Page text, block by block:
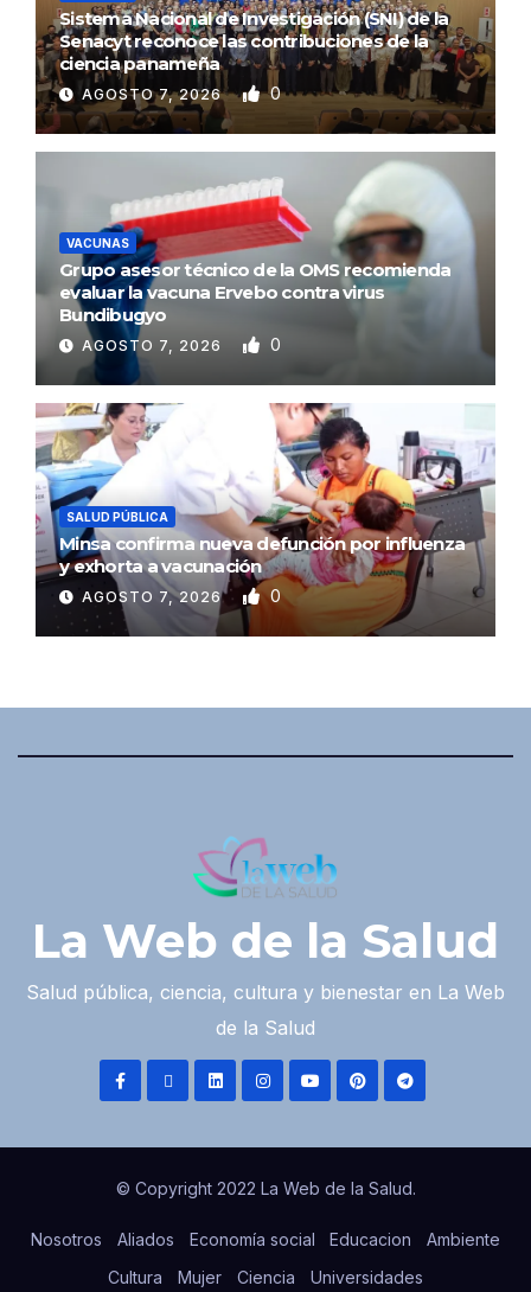
Sistema Nacional de Investigación (SNI) de la
Senacyt reconoce las contribuciones de la
ciencia panameña
AGOSTO 7, 2026 0
VACUNAS
Grupo asesor técnico de la OMS recomienda
evaluar la vacuna Ervebo contra virus
Bundibugyo
AGOSTO 7, 2026 0
SALUD PÚBLICA
Minsa confirma nueva defunción por influenza
y exhorta a vacunación
AGOSTO 7, 2026 0
La Web de la Salud
Salud pública, ciencia, cultura y bienestar en La Web
de la Salud
© Copyright 2022 La Web de la Salud.
Nosotros Aliados Economía social Educacion
Ambiente
Cultura
Mujer Ciencia Universidades